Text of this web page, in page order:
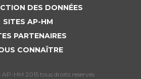
DES DONNÉES
SITES AP-HM
PARTENAIRES
CONNAÎTRE
HM 2015 tous droits reservés